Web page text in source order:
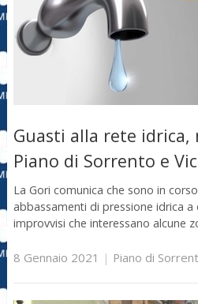
Guasti alla rete idrica,
Piano di Sorrento e
La Gori comunica che sono in
abbassamenti di pressione idrica a
improvvisi che interessano alcune
8 Gennaio 2021 | Piano di